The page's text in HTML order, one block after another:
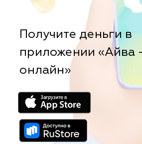
Получите деньги в
приложении «Айва
онлайн»